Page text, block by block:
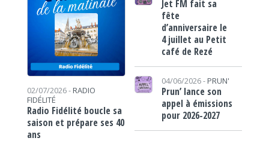
02/07/2026 - RADIO
FIDÉLITÉ
Radio Fidélité boucle sa
saison et prépare ses 40
ans
Jet FM fait sa
fête
d’anniversaire le
4 juillet au Petit
café de Rezé
04/06/2026 - PRUN'
Prun’ lance son
appel à émissions
pour 2026-2027